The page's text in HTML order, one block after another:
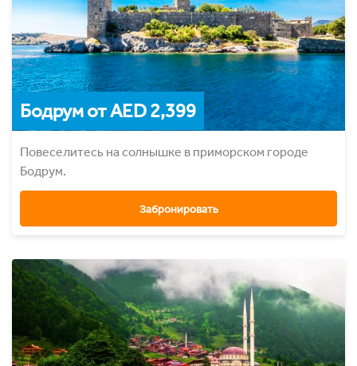
Бодрум от AED 2,399
Повеселитесь на солнышке в приморском городе
Бодрум.
Забронировать